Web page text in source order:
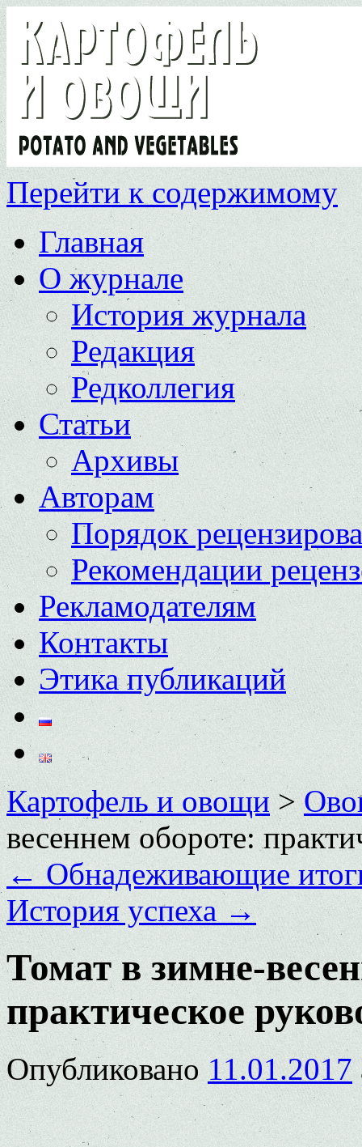
Перейти к содержимому
Главная
О журнале
История журнала
Редакция
Редколлегия
Статьи
Архивы
Авторам
Порядок
Рекомендации
Рекламодателям
Контакты
Этика публикаций
Картофель и овощи>
весеннем обороте:
←Обнадеживающие
История успеха→
Томат в зимне-
практическое
Опубликовано 11.01.2017